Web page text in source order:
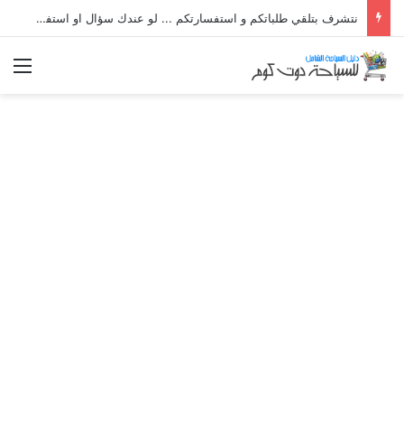
نتشرف بتلقي طلباتكم و استفسارتكم ... لو عندك سؤال او استفسار ماتدرددش فى طلب المساعدة